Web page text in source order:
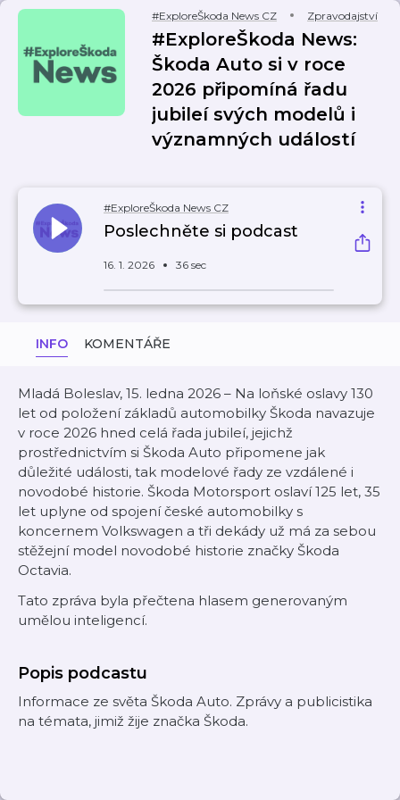
#ExploreŠkoda News CZ Zpravodajství
#ExploreŠkoda News:
Škoda Auto si v roce
2026 připomíná řadu
jubileí svých modelů i
významných událostí
#ExploreŠkoda News CZ
Poslechněte si podcast
16. 1. 2026 36 sec
INFO KOMENTÁŘE
Mladá Boleslav, 15. ledna 2026 – Na loňské oslavy 130
let od položení základů automobilky Škoda navazuje
v roce 2026 hned celá řada jubileí, jejichž
prostřednictvím si Škoda Auto připomene jak
důležité události, tak modelové řady ze vzdálené i
novodobé historie. Škoda Motorsport oslaví 125 let, 35
let uplyne od spojení české automobilky s
koncernem Volkswagen a tři dekády už má za sebou
stěžejní model novodobé historie značky Škoda
Octavia.
Tato zpráva byla přečtena hlasem generovaným
umělou inteligencí.
Popis podcastu
Informace ze světa Škoda Auto. Zprávy a publicistika
na témata, jimiž žije značka Škoda.